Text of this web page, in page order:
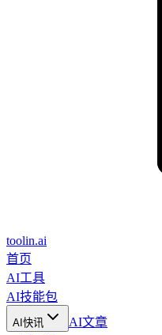
toolin.ai
首页
AI工具
AI技能包
AI快讯
AI文章